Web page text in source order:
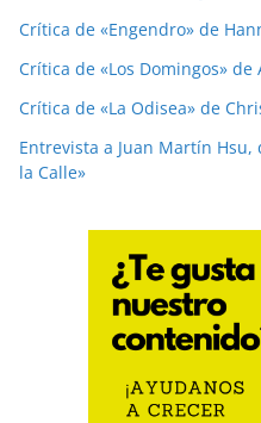
Crítica de «Engendro» de
Crítica de «Los Domingos»
Crítica de «La Odisea» de
Entrevista a Juan Martín
la Calle»